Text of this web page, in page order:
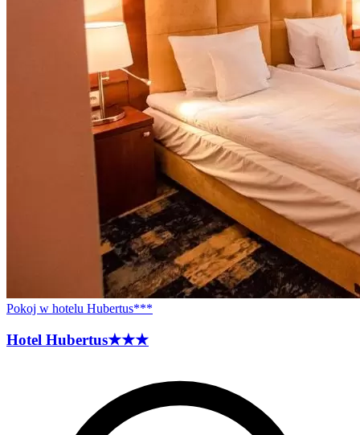
Pokoj w hotelu Hubertus***
Hotel Hubertus★★★